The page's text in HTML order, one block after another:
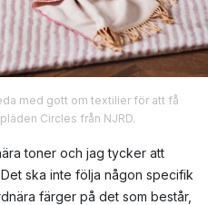
med gott om textilier för att få
Circles från NJRD.
toner och jag tycker att
ska inte följa någon specifik
färger på det som består,